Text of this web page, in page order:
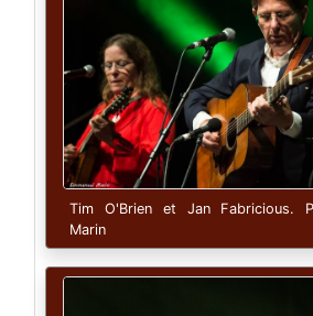
Tim O'Brien et Jan Fabricious.
Marin